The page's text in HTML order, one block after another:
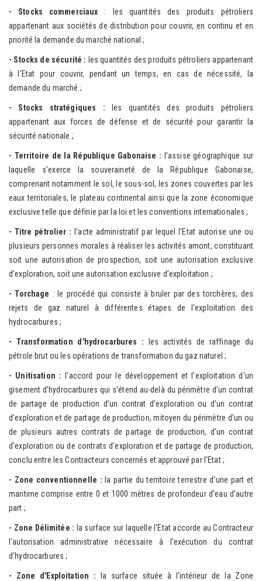
- Stocks commerciaux : les quantités des produits pétroliers
appartenant aux sociétés de distribution pour couvrir, en continu et en
priorité la demande du marché national ;
- Stocks de sécurité : les quantités des produits pétroliers appartenant
à l'Etat pour couvrir, pendant un temps, en cas de nécessité, la
demande du marché ;
- Stocks stratégiques :
les quantités des produits pétroliers
appartenant aux forces de défense et de sécurité pour garantir la
sécurité nationale ;
- Territoire de la République Gabonaise : l'assise géographique sur
laquelle s'exerce la souveraineté de la République Gabonaise,
comprenant notamment le sol, le sous-sol, les zones couvertes par les
eaux territoriales, le plateau continental ainsi que la zone économique
exclusive telle que définie par la loi et les conventions internationales ;
- Titre pétrolier : l'acte administratif par lequel l'Etat autorise une ou
plusieurs personnes morales à réaliser les activités amont, constituant
soit une autorisation de prospection, soit une autorisation exclusive
d'exploration, soit une autorisation exclusive d'exploitation ;
- Torchage : le procédé qui consiste à bruler par des torchères, des
rejets de gaz naturel à différentes étapes de l'exploitation des
hydrocarbures ;
- Transformation d'hydrocarbures :
les activités de raffinage du
pétrole brut ou les opérations de transformation du gaz naturel ;
- Unitisation :
l'accord pour le développement et l'exploitation d'un
gisement d'hydrocarbures qui s'étend au-delà du périmètre d'un contrat
de partage de production d'un contrat d'exploration ou d'un contrat
d'exploration et de partage de production, mitoyen du périmètre d'un ou
de plusieurs autres contrats de partage de production, d'un contrat
d'exploration ou de contrats d'exploration et de partage de production,
conclu entre les Contracteurs concernés et approuvé par l'Etat ;
- Zone conventionnelle : la partie du territoire terrestre d'une part et
maritime comprise entre 0 et 1000 mètres de profondeur d'eau d'autre
part ;
- Zone Délimitée : la surface sur laquelle l'Etat accorde au Contracteur
l'autorisation administrative nécessaire à l'exécution du contrat
d’hydrocarbures ;
- Zone d'Exploitation :
la surface située à l'intérieur de la Zone